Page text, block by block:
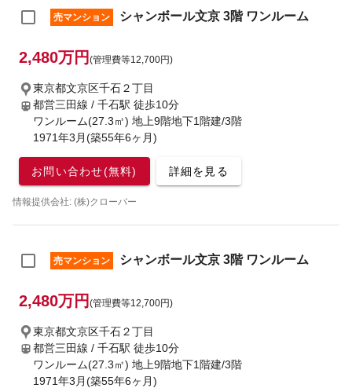
売マンション シャンボール文京 3階 ワンルーム
2,480万円 (管理費等12,700円)
東京都文京区千石２丁目
都営三田線 / 千石駅 徒歩10分
ワンルーム(27.3㎡) 地上9階地下1階建/3階
1971年3月(築55年6ヶ月)
お問い合わせ(無料) 詳細を見る
情報提供会社: (株)クローバー
売マンション シャンボール文京 3階 ワンルーム
2,480万円 (管理費等12,700円)
東京都文京区千石２丁目
都営三田線 / 千石駅 徒歩10分
ワンルーム(27.3㎡) 地上9階地下1階建/3階
1971年3月(築55年6ヶ月)